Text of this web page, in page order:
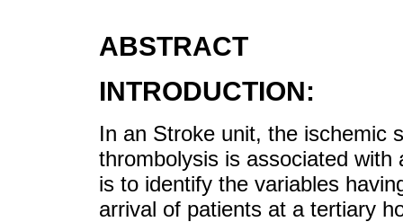
ABSTRACT
INTRODUCTION:
In an Stroke unit, the ischemic
thrombolysis is associated
is to identify the variables
arrival of patients at a tertiary